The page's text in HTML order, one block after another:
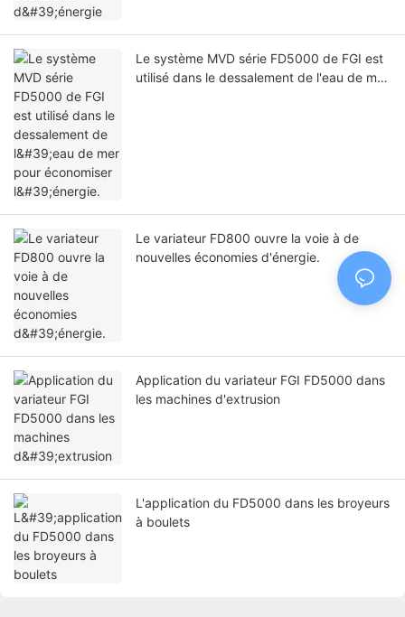
Le système MVD série FD5000 de FGI est
utilisé dans le dessalement de l'eau de mer
Le variateur FD800 ouvre la voie à de
nouvelles économies d'énergie.
Application du variateur FGI FD5000 dans
les machines d'extrusion
L'application du FD5000 dans les broyeurs
à boulets